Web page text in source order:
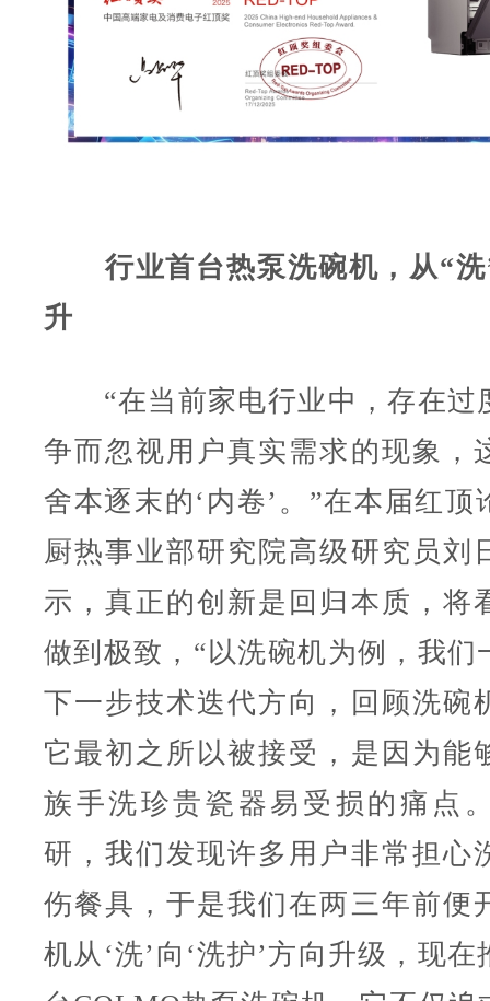
行业首台热泵洗碗机，从“
升
“在当前家电行业中，存在过
争而忽视用户真实需求的现象，
舍本逐末的‘内卷’。”在本届红顶
厨热事业部研究院高级研究员刘
示，真正的创新是回归本质，将
做到极致，“以洗碗机为例，我们
下一步技术迭代方向，回顾洗碗
它最初之所以被接受，是因为能
族手洗珍贵瓷器易受损的痛点
研，我们发现许多用户非常担心
伤餐具，于是我们在两三年前便
机从‘洗’向‘洗护’方向升级，现